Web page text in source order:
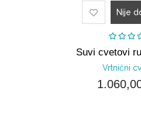
Nije
Suvi cvetovi
Vrtnični